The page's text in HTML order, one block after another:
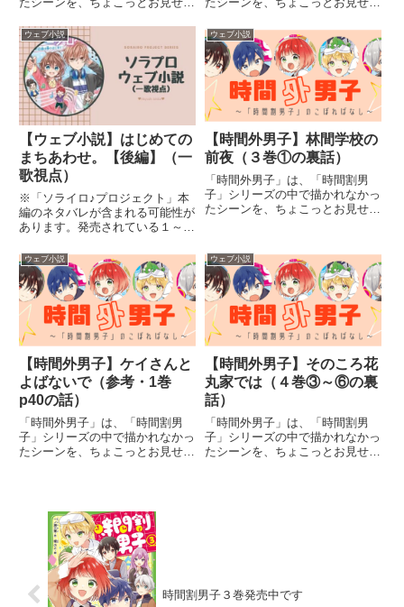
割男子」本編のネタバレが含まれ
る可能性があります。発売されて
いる物語をまだ読んでいない方
は、ご注意ください。今までのお
話は...
割男子」本編のネタバレが含まれ
る可能性があります。発売されて
いる物語をまだ読んでいない方
は、ご注意ください。今までのお
話は...
ウェブ小説
【ウェブ小説】はじめての
まちあわせ。【後編】（一
歌視点）
※「ソライロ♪プロジェクト」本
編のネタバレが含まれる可能性が
あります。発売されている１～６
ださい。今までのお話は下のペー
ジをチェック！【登場人物】秋吉
一歌（あきよし いちか）動画投
稿サークル「ソライロ」の絵師...
ウェブ小説
【時間外男子】林間学校の
前夜（３巻①の裏話）
「時間外男子」は、「時間割男
子」シリーズの中で描かれなかっ
たシーンを、ちょこっとお見せす
る可能性があります。発売されて
いる物語をまだ読んでいない方
は、ご注意ください。今までのお
話は...
ウェブ小説
【時間外男子】ケイさんと
よばないで（参考・1巻
p40の話）
「時間外男子」は、「時間割男
子」シリーズの中で描かれなかっ
たシーンを、ちょこっとお見せす
いる物語をまだ読んでいない方
は、ご注意ください。今までのお
話は...
ウェブ小説
【時間外男子】そのころ花
丸家では（４巻③～⑥の裏
話）
「時間外男子」は、「時間割男
子」シリーズの中で描かれなかっ
たシーンを、ちょこっとお見せす
時間割男子３巻発売中です